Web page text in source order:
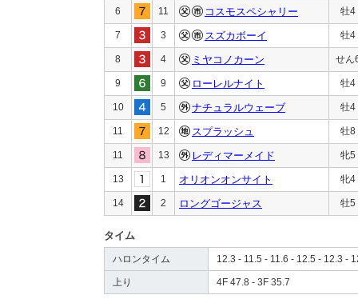
6 11 コスモスペシャリー 牡4
7 3 スズカボーイ 牡4
8 4 ミヤコノカーン せん
9 9 ローレルナイト 牡4
10 5 ナチュラルウェーブ 牡4
11 12 スプラッシュ 牡8
11 13 レディマーメイド 牝5
13 1 オリオンオンサイト 牝4
14 2 ロングゴージャス 牡5
タイム
ハロンタイム 12.3 - 11.5 - 11.6 - 12.5 - 12.3 -
上り 4F 47.8 - 3F 35.7